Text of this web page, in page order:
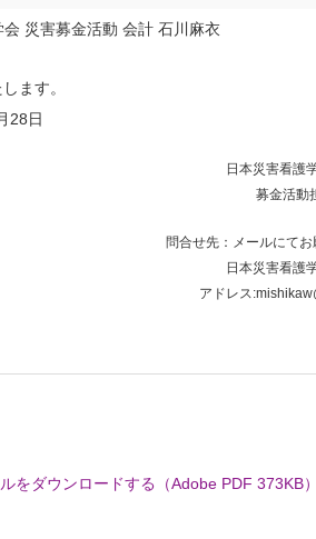
会 災害募金活動 会計 石川麻衣
ます。
28日
日本災害看護
募金活動
問合せ先：メールにてお
日本災害看護
アドレス
をダウンロードする（Adobe PDF 373KB）